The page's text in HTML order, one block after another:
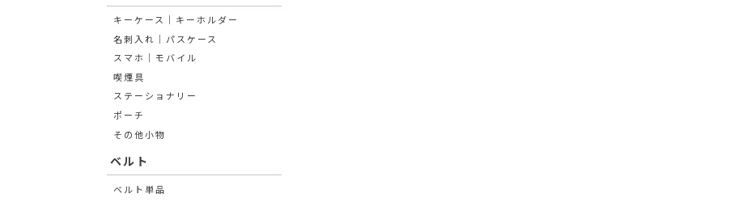
キーケース│キーホルダー
名刺入れ│パスケース
スマホ│モバイル
喫煙具
ステーショナリー
ポーチ
その他小物
ベルト
ベルト単品